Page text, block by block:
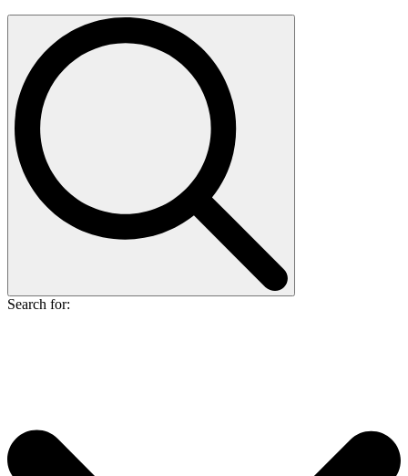
Search for: